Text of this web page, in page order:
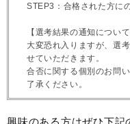
STEP3：合格された方に
【選考結果の通知について
大変恐れ入りますが、選
せていただきます。
合否に関する個別のお問
了承ください。
興味のある方はぜひ下記